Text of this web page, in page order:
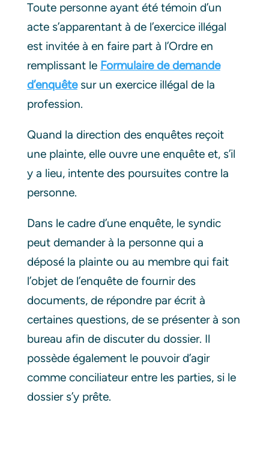
Toute personne ayant été témoin d’un
acte s’apparentant à de l’exercice illégal
est invitée à en faire part à l’Ordre en
remplissant le Formulaire de demande
d’enquêtesur un exercice illégal de la
profession.
Quand la direction des enquêtes reçoit
une plainte, elle ouvre une enquête et, s’il
y a lieu, intente des poursuites contre la
personne.
Dans le cadre d’une enquête, le syndic
peut demander à la personne qui a
déposé la plainte ou au membre qui fait
l’objet de l’enquête de fournir des
documents, de répondre par écrit à
certaines questions, de se présenter à son
bureau afin de discuter du dossier. Il
possède également le pouvoir d’agir
comme conciliateur entre les parties, si le
dossier s’y prête.